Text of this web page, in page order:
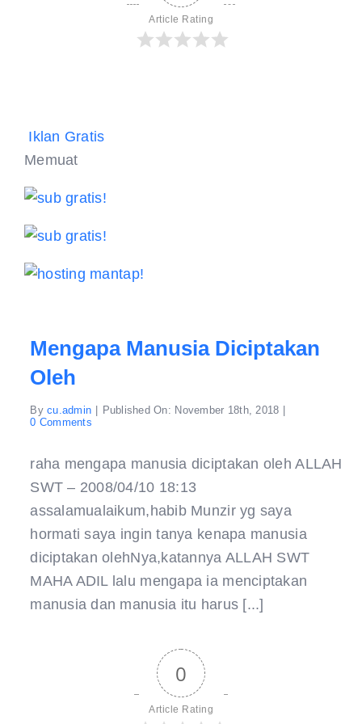
Article Rating
Iklan Gratis
Memuat
Mengapa Manusia Diciptakan
Oleh
Bycu.admin Published On: November 18th, 2018
0 Commentson
diciptakan
oleh
raha mengapa manusia diciptakan oleh ALLAH
SWT – 2008/04/10 18:13
assalamualaikum,habib Munzir yg saya
hormati saya ingin tanya kenapa manusia
diciptakan olehNya,katannya ALLAH SWT
MAHA ADIL lalu mengapa ia menciptakan
manusia dan manusia itu harus [...]
0
Article Rating